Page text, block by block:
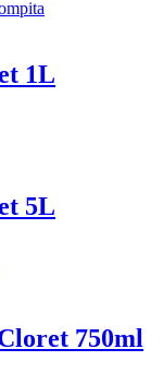
1L
5L
750ml